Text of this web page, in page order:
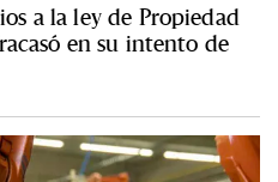
a la ley de Propiedad
en su intento de